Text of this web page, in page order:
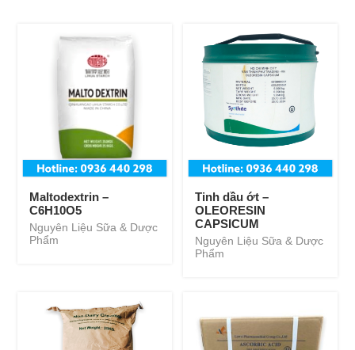
Maltodextrin –
C6H10O5
Nguyên Liệu Sữa & Dược
Phẩm
Tinh dầu ớt –
OLEORESIN
CAPSICUM
Nguyên Liệu Sữa & Dược
Phẩm